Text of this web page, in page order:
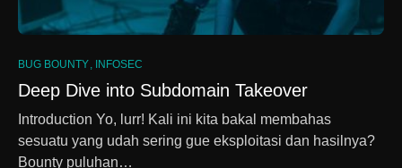
BUG BOUNTY INFOSEC
Deep Dive into Subdomain Takeover
Introduction Yo, lurr! Kali ini kita bakal membahas
sesuatu yang udah sering gue eksploitasi dan hasilnya?
Bounty puluhan…